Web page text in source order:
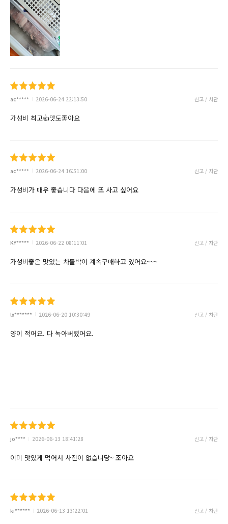
ac***** 2026-06-24 22:13:50 신고 / 차단
가성비 최고👍맛도좋아요
ac***** 2026-06-24 16:51:00 신고 / 차단
가성비가 매우 좋습니다 다음에 또 사고 싶어요
KY***** 2026-06-22 08:11:01 신고 / 차단
가성비좋은 맛있는 차돌박이 계속구매하고 있어요~~~
lx******* 2026-06-20 10:30:49 신고 / 차단
양이 적어요. 다 녹아버렸어요.
jo**** 2026-06-13 18:41:28 신고 / 차단
이미 맛있게 먹어서 사진이 없습니당~ 조아요
ki****** 2026-06-13 13:22:01 신고 / 차단